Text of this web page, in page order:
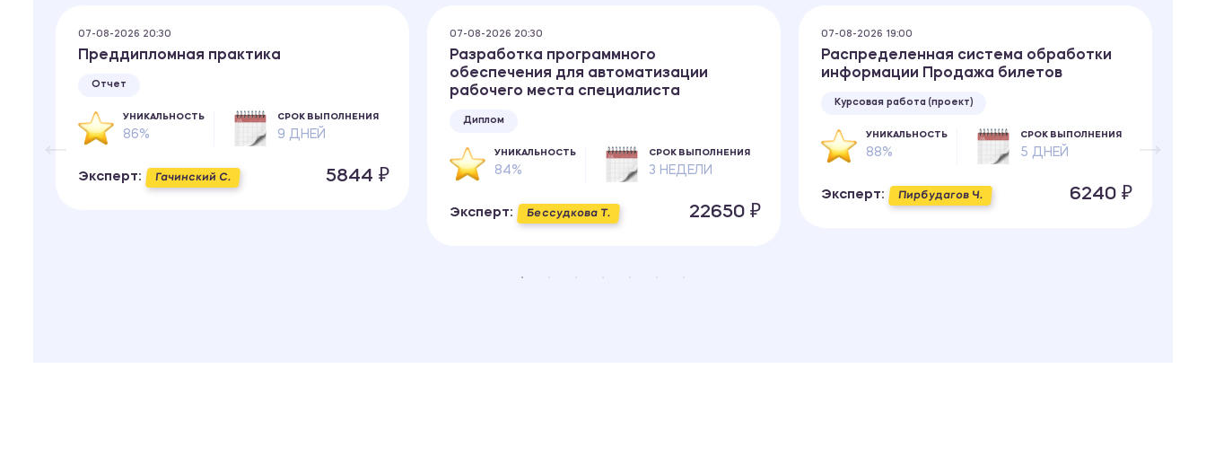
07-08-2026 20:30
Преддипломная практика
Отчет
УНИКАЛЬНОСТЬ
86%
СРОК ВЫПОЛНЕНИЯ
9 ДНЕЙ
Эксперт: Гачинский С. 5844 ₽
07-08-2026 20:30
Разработка программного
обеспечения для автоматизации
рабочего места специалиста
Диплом
УНИКАЛЬНОСТЬ
84%
СРОК ВЫПОЛНЕНИЯ
3 НЕДЕЛИ
Эксперт: Бессудкова Т. 22650 ₽
07-08-2026 19:00
Распределенная система обработки
информации Продажа билетов
Курсовая работа (проект)
УНИКАЛЬНОСТЬ
88%
СРОК ВЫПОЛНЕНИЯ
5 ДНЕЙ
Эксперт: Пирбудагов Ч. 6240 ₽